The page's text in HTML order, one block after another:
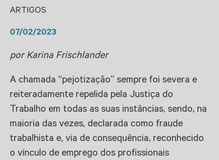
ARTIGOS
07/02/2023
por Karina Frischlander
A chamada “pejotização” sempre foi severa e
reiteradamente repelida pela Justiça do
Trabalho em todas as suas instâncias, sendo, na
maioria das vezes, declarada como fraude
trabalhista e, via de consequência, reconhecido
o vínculo de emprego dos profissionais